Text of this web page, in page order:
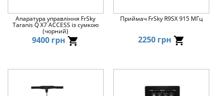
Апаратура управління FrSky
Taranis Q X7 ACCESS із сумкою
(чорний)
9400 грн
Приймач FrSky R9SX 915 МГц
2250 грн